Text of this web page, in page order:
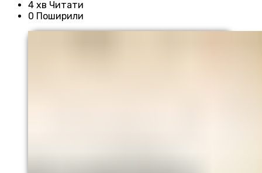
4 хв Читати
0 Поширили